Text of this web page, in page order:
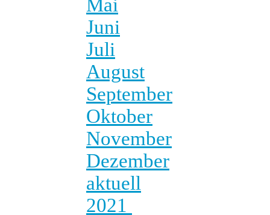
Mai
Juni
Juli
August
September
Oktober
November
Dezember
aktuell
2021